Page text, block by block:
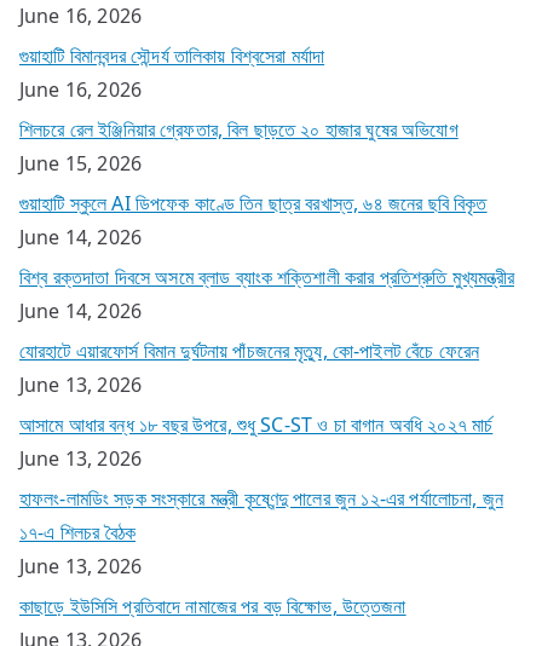
June 16, 2026
গুয়াহাটি বিমানবন্দর সৌন্দর্য তালিকায় বিশ্বসেরা মর্যাদা
June 16, 2026
শিলচরে রেল ইঞ্জিনিয়ার গ্রেফতার, বিল ছাড়তে ২০ হাজার ঘুষের অভিযোগ
June 15, 2026
গুয়াহাটি স্কুলে AI ডিপফেক কাণ্ডে তিন ছাত্র বরখাস্ত, ৬৪ জনের ছবি বিকৃত
June 14, 2026
বিশ্ব রক্তদাতা দিবসে অসমে ব্লাড ব্যাংক শক্তিশালী করার প্রতিশ্রুতি মুখ্যমন্ত্রীর
June 14, 2026
যোরহাটে এয়ারফোর্স বিমান দুর্ঘটনায় পাঁচজনের মৃত্যু, কো-পাইলট বেঁচে ফেরেন
June 13, 2026
আসামে আধার বন্ধ ১৮ বছর উপরে, শুধু SC-ST ও চা বাগান অবধি ২০২৭ মার্চ
June 13, 2026
হাফলং-লামডিং সড়ক সংস্কারে মন্ত্রী কৃষ্ণেন্দু পালের জুন ১২-এর পর্যালোচনা, জুন
১৭-এ শিলচর বৈঠক
June 13, 2026
কাছাড়ে ইউসিসি প্রতিবাদে নামাজের পর বড় বিক্ষোভ, উত্তেজনা
June 13, 2026